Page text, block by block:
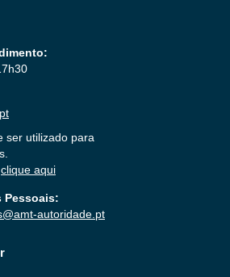
ser utilizado para
clique aqui
Pessoais:
autoridade.pt